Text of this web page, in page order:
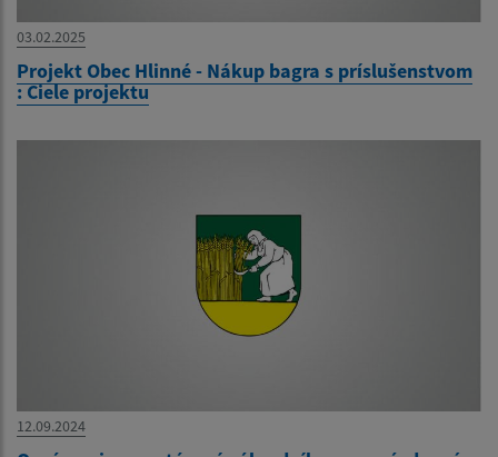
03.02.2025
Projekt Obec Hlinné - Nákup bagra s príslušenstvom
: Ciele projektu
12.09.2024